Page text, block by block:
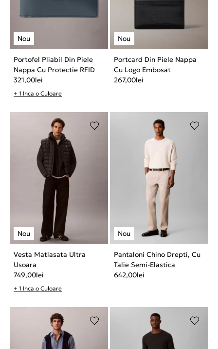
Portofel Pliabil Din Piele
Nappa Cu Protectie RFID
321,00lei
+ 1 Inca o Culoare
Portcard Din Piele Nappa
Cu Logo Embosat
267,00lei
Vesta Matlasata Ultra
Usoara
749,00lei
+ 1 Inca o Culoare
Pantaloni Chino Drepti, Cu
Talie Semi-Elastica
642,00lei